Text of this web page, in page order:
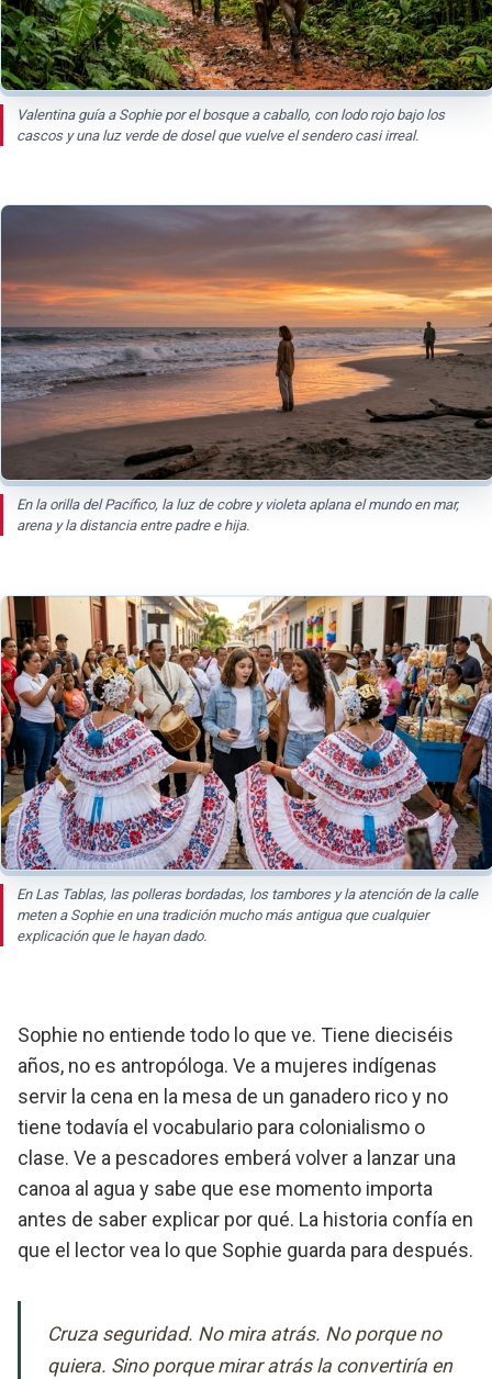
Valentina guía a Sophie por el bosque a caballo, con lodo rojo bajo los
cascos y una luz verde de dosel que vuelve el sendero casi irreal.
En la orilla del Pacífico, la luz de cobre y violeta aplana el mundo en mar,
arena y la distancia entre padre e hija.
En Las Tablas, las polleras bordadas, los tambores y la atención de la calle
meten a Sophie en una tradición mucho más antigua que cualquier
explicación que le hayan dado.
Sophie no entiende todo lo que ve. Tiene dieciséis
años, no es antropóloga. Ve a mujeres indígenas
servir la cena en la mesa de un ganadero rico y no
tiene todavía el vocabulario para colonialismo o
clase. Ve a pescadores emberá volver a lanzar una
canoa al agua y sabe que ese momento importa
antes de saber explicar por qué. La historia confía en
que el lector vea lo que Sophie guarda para después.
Cruza seguridad. No mira atrás. No porque no
quiera. Sino porque mirar atrás la convertiría en